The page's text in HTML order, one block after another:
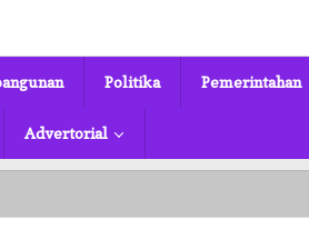
Politika Pemerintahan
Advertorial